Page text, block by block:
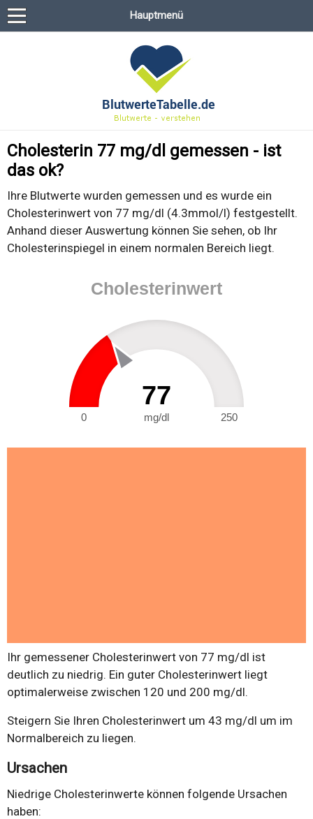
Hauptmenü
Cholesterin 77 mg/dl gemessen - ist
das ok?
Ihre Blutwerte wurden gemessen und es wurde ein
Cholesterinwert von 77 mg/dl (4.3mmol/l) festgestellt.
Anhand dieser Auswertung können Sie sehen, ob Ihr
Cholesterinspiegel in einem normalen Bereich liegt.
Cholesterinwert
77
mg/dl
0 250
Ihr gemessener Cholesterinwert von 77 mg/dl ist
deutlich zu niedrig. Ein guter Cholesterinwert liegt
optimalerweise zwischen 120 und 200 mg/dl.
Steigern Sie Ihren Cholesterinwert um 43 mg/dl um im
Normalbereich zu liegen.
Ursachen
Niedrige Cholesterinwerte können folgende Ursachen
haben: